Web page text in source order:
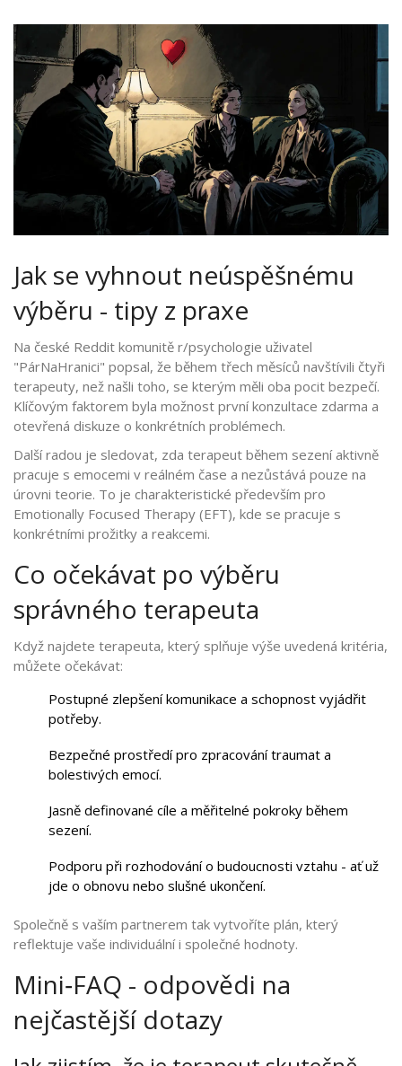
Jak se vyhnout neúspěšnému
výběru - tipy z praxe
Na české Reddit komunitě r/psychologie uživatel
"PárNaHranici" popsal, že během třech měsíců navštívili čtyři
terapeuty, než našli toho, se kterým měli oba pocit bezpečí.
Klíčovým faktorem byla možnost první konzultace zdarma a
otevřená diskuze o konkrétních problémech.
Další radou je sledovat, zda terapeut během sezení aktivně
pracuje s emocemi v reálném čase a nezůstává pouze na
úrovni teorie. To je charakteristické především pro
Emotionally Focused Therapy (EFT), kde se pracuje s
konkrétními prožitky a reakcemi.
Co očekávat po výběru
správného terapeuta
Když najdete terapeuta, který splňuje výše uvedená kritéria,
můžete očekávat:
Postupné zlepšení komunikace a schopnost vyjádřit
potřeby.
Bezpečné prostředí pro zpracování traumat a
bolestivých emocí.
Jasně definované cíle a měřitelné pokroky během
sezení.
Podporu při rozhodování o budoucnosti vztahu - ať už
jde o obnovu nebo slušné ukončení.
Společně s vaším partnerem tak vytvoříte plán, který
reflektuje vaše individuální i společné hodnoty.
Mini‑FAQ - odpovědi na
nejčastější dotazy